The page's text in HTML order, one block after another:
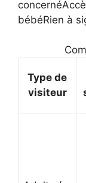
bébéRien à
Type de
visiteur